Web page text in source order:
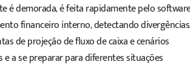
é demorada, é feita rapidamente pelo
financeiro interno, detectando divergências.
de projeção de fluxo de caixa e cenários
a se preparar para diferentes situações